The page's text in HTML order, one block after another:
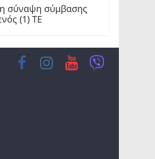
σύναψη σύμβασης
(1) ΤΕ